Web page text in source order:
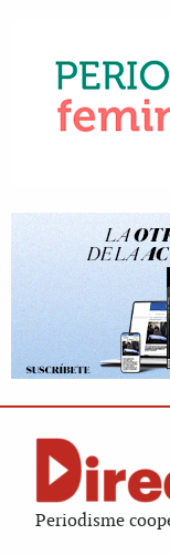
Periodisme